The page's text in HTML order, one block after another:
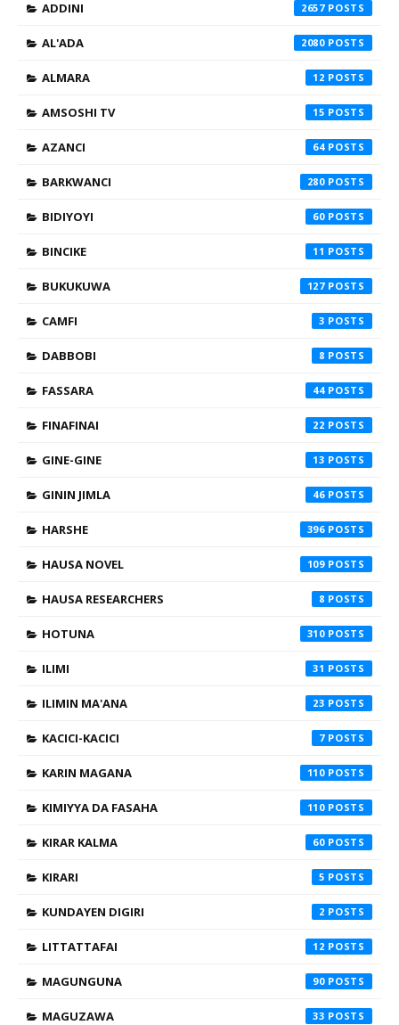
ADDINI 2657
AL'ADA 2080
ALMARA 12
AMSOSHI TV 15
AZANCI 64
BARKWANCI 280
BIDIYOYI 60
BINCIKE 11
BUKUKUWA 127
CAMFI 3
DABBOBI 8
FASSARA 44
FINAFINAI 22
GINE-GINE 13
GININ JIMLA 46
HARSHE 396
HAUSA NOVEL 109
HAUSA RESEARCHERS 8
HOTUNA 310
ILIMI 31
ILIMIN MA'ANA 23
KACICI-KACICI 7
KARIN MAGANA 110
KIMIYYA DA FASAHA 110
KIRAR KALMA 60
KIRARI 5
KUNDAYEN DIGIRI 2
LITTATTAFAI 12
MAGUNGUNA 90
MAGUZAWA 33